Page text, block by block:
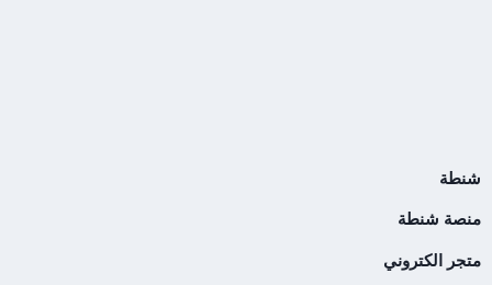
شنطة
منصة شنطة
متجر الكتروني